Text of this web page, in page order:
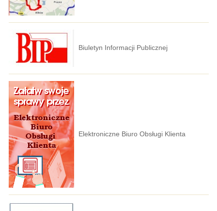
Biuletyn Informacji Publicznej
Elektroniczne Biuro Obsługi Klienta